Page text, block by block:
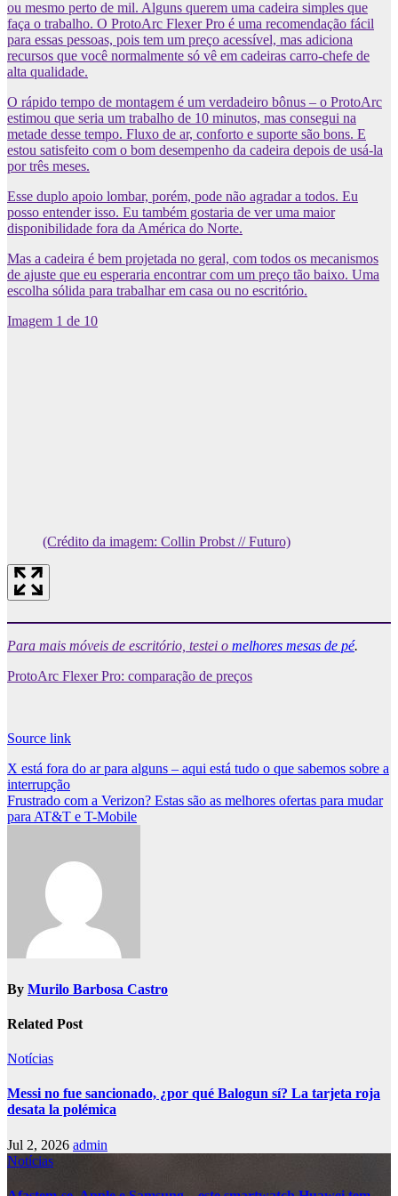
ou mesmo perto de mil. Alguns querem uma cadeira simples que
faça o trabalho. O ProtoArc Flexer Pro é uma recomendação fácil
para essas pessoas, pois tem um preço acessível, mas adiciona
recursos que você normalmente só vê em cadeiras carro-chefe de
alta qualidade.
O rápido tempo de montagem é um verdadeiro bônus – o ProtoArc
estimou que seria um trabalho de 10 minutos, mas consegui na
metade desse tempo. Fluxo de ar, conforto e suporte são bons. E
estou satisfeito com o bom desempenho da cadeira depois de usá-la
por três meses.
Esse duplo apoio lombar, porém, pode não agradar a todos. Eu
posso entender isso. Eu também gostaria de ver uma maior
disponibilidade fora da América do Norte.
Mas a cadeira é bem projetada no geral, com todos os mecanismos
de ajuste que eu esperaria encontrar com um preço tão baixo. Uma
escolha sólida para trabalhar em casa ou no escritório.
Imagem 1 de 10
(Crédito da imagem: Collin Probst // Futuro)
Para mais móveis de escritório, testei o melhores mesas de pé.
ProtoArc Flexer Pro: comparação de preços
Source link
Post
navigation
X está fora do ar para alguns – aqui está tudo o que sabemos sobre a
interrupção
Frustrado com a Verizon? Estas são as melhores ofertas para mudar
para AT&T e T-Mobile
By Murilo Barbosa Castro
Related Post
Notícias
Messi no fue sancionado, ¿por qué Balogun sí? La tarjeta roja
desata la polémica
Jul 2, 2026 admin
Notícias